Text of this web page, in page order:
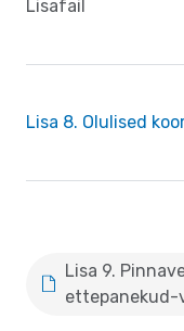
Lisafail
Lisa 8. Olulised
Lisa 9.
ettepanekud-